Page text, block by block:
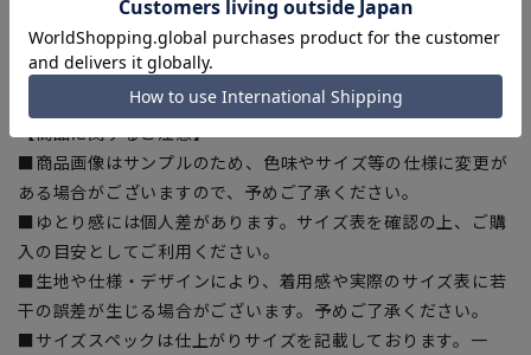
囲:134cm 袖丈:58cm
[3L]着丈:85cm 肩幅:62.6cm 胸囲:138cm 胴囲:138cm 裾
囲:138cm 袖丈:59.2cm
【商品に関するご注意】
■商品画像はサンプルのため、色味やサイズ等の仕様に変更が
ある場合がございますので、予めご了承ください。
■ゆとり感には個人差があります。サイズ表を確認の上、ご購
入の目安としてご利用ください。
■生地や仕様・デザインにより、着用感や実際のサイズ表に若
干の誤差が生じる場合がございます。予めご了承ください。
■サイズスペックは仕上がりサイズを記載しております。一